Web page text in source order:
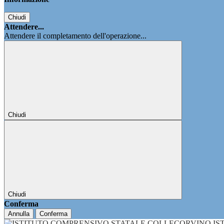
Chiudi
Attendere...
Attendere il completamento dell'operazione...
Chiudi
Chiudi
Conferma
Annulla Conferma